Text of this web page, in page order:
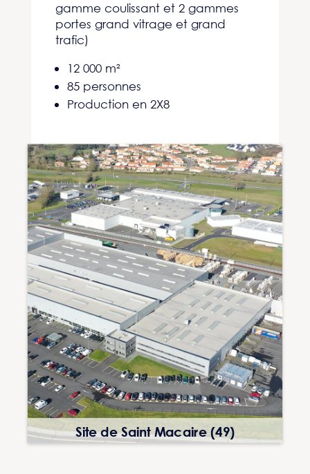
gamme coulissant et 2 gammes
portes grand vitrage et grand
trafic)
12 000 m²
85 personnes
Production en 2X8
Site de Saint Macaire (49)